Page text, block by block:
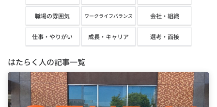
職場の雰囲気 ワークライフバランス 会社・組織
仕事・やりがい 成長・キャリア 選考・面接
はたらく人の記事一覧